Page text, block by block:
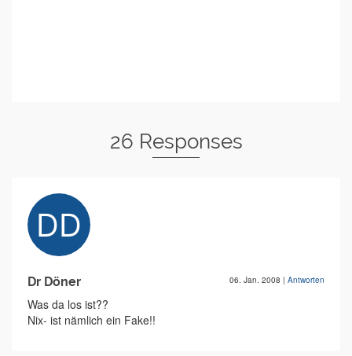
26 Responses
Dr Döner 06. Jan. 2008 | Antworten
Was da los ist??
Nix- ist nämlich ein Fake!!